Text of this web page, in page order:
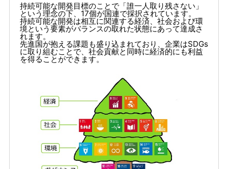
持続可能な開発目標のことで「誰一人取り残さない」
という理念の下、17個が国連で採択されています。
持続可能な開発は相互に関連する経済、社会および環
境という要素がバランスの取れた状態にあって達成さ
れます。
先進国が抱える課題も盛り込まれており、企業はSDGs
に取り組むことで、社会貢献と同時に経済的にも利益
を得ることができます。